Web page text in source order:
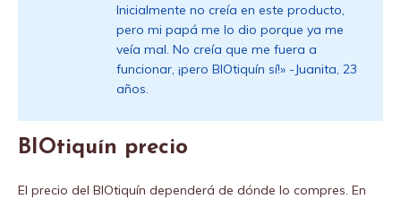
Inicialmente no creía en este producto,
pero mi papá me lo dio porque ya me
veía mal. No creía que me fuera a
funcionar, ¡pero BIOtiquín sí!» -Juanita, 23
años.
BIOtiquín precio
El precio del BIOtiquín dependerá de dónde lo compres. En